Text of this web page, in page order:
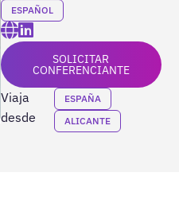
ESPAÑOL
SOLICITAR
CONFERENCIANTE
Viaja
desde
ESPAÑA
ALICANTE